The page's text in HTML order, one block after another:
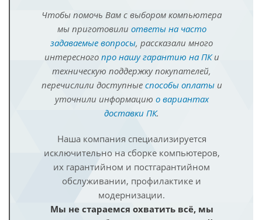
Чтобы помочь Вам с выбором компьютера
мы приготовили ответы на часто
задаваемые вопросы, рассказали много
интересного про нашу гарантию на ПКи
техническую поддержку покупателей,
перечислили доступные способы оплатыи
уточнили информацию о вариантах
доставки ПК.
Наша компания специализируется
исключительно на сборке компьютеров,
их гарантийном и постгарантийном
обслуживании, профилактике и
модернизации.
Мы не стараемся охватить всё, мы